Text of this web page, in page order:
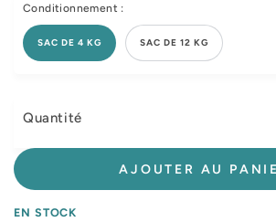
Conditionnement :
SAC DE 4 KG SAC DE 12 KG
Quantité
AJOUTER AU
EN STOCK